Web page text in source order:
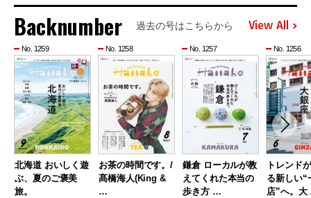
Backnumber 過去の号はこちらから View All
No. 1259
北海道 おいしく遊
ぶ、夏のご褒美
旅。
No. 1258
お茶の時間です。/
髙橋海人(King &
…
No. 1257
鎌倉 ローカルが教
えてくれた本当の
歩き方 …
No. 1256
トレンド
る新しい“
店”へ。